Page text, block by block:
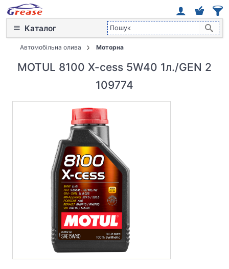
Каталог
Автомобільна олива Моторна
MOTUL 8100 X-cess 5W40 1л./GEN 2
109774